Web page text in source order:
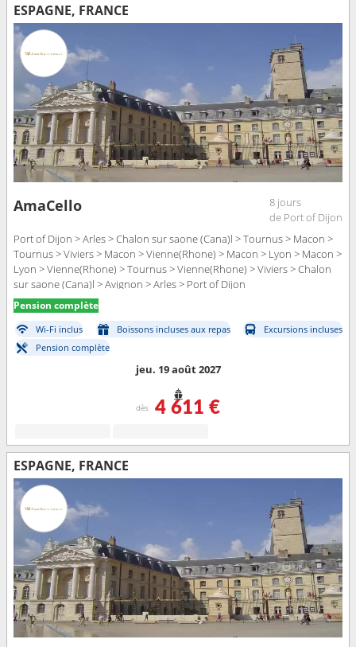
ESPAGNE, FRANCE
AmaCello
8 jours
de Port of Dijon
Port of Dijon > Arles > Chalon sur saone (Cana)l > Tournus > Macon >
Tournus > Viviers > Macon > Vienne(Rhone) > Macon > Lyon > Macon >
Lyon > Vienne(Rhone) > Tournus > Vienne(Rhone) > Viviers > Chalon
sur saone (Cana)l > Avignon > Arles > Port of Dijon
Pension complète
Wi-Fi inclus Boissons incluses aux repas
Excursions incluses
Pension complète
jeu. 19 août 2027
dès 4 611 €
ESPAGNE, FRANCE